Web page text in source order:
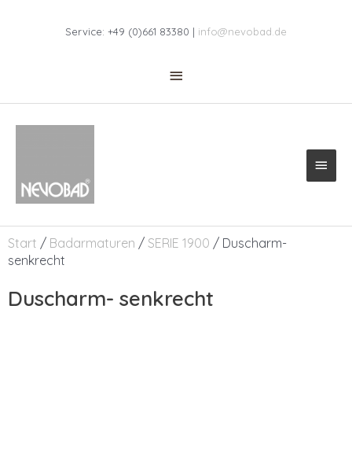
Service: +49 (0)661 83380 | info@nevobad.de
Header
Start / Badarmaturen / SERIE 1900 / Duscharm-
senkrecht
Duscharm- senkrecht